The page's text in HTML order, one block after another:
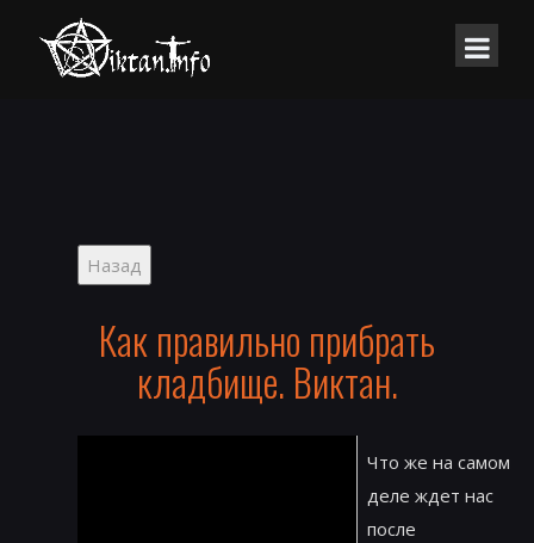
Как правильно прибрать
кладбище. Виктан.
Что же на самом
деле ждет нас
после